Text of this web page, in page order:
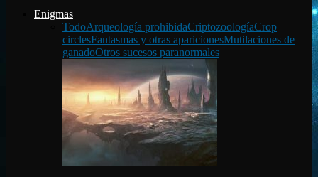
Enigmas
TodoArqueología prohibidaCriptozoologíaCrop
circlesFantasmas y otras aparicionesMutilaciones de
ganadoOtros sucesos paranormales